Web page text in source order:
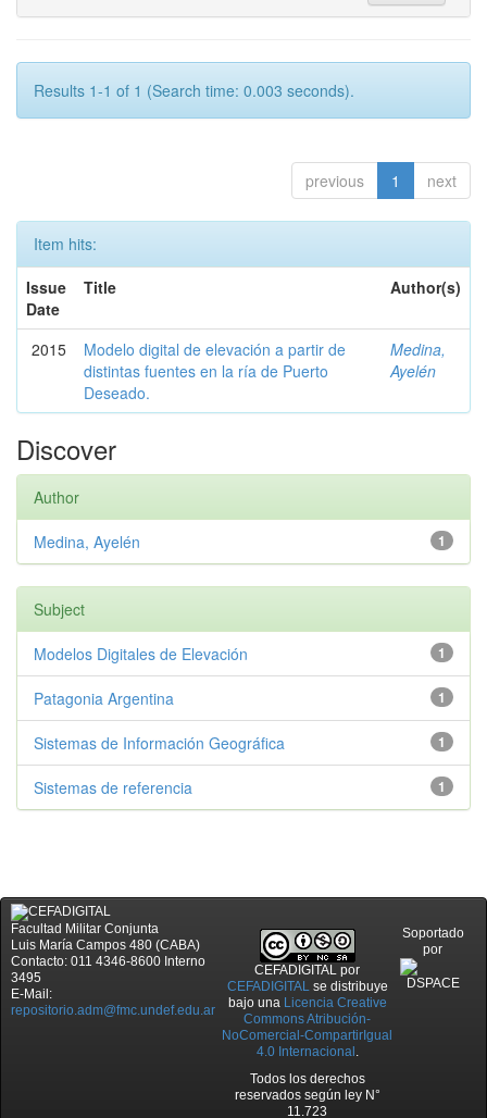
Results 1-1 of 1 (Search time: 0.003 seconds).
previous 1 next
Item hits:
Issue
Date
Title Author(s)
2015
Modelo digital de elevación a partir de
distintas fuentes en la ría de Puerto
Deseado.
Medina,
Ayelén
Discover
Author
1
Medina, Ayelén
Subject
1
Modelos Digitales de Elevación
1
Patagonia Argentina
1
Sistemas de Información Geográfica
1
Sistemas de referencia
Facultad Militar Conjunta
Luis María Campos 480 (CABA)
Contacto: 011 4346-8600 Interno
3495
E-Mail:
repositorio.adm@fmc.undef.edu.ar
CEFADIGITAL por
CEFADIGITALse distribuye
bajo una Licencia Creative
Commons Atribución-
NoComercial-CompartirIgual
4.0 Internacional .
Todos los derechos
reservados según ley N°
11.723
Soportado
por